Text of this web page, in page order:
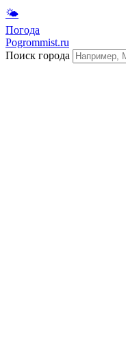
🌤
Погода
Pogrommist.ru
Поиск города